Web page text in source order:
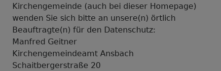
Kirchengemeinde (auch bei dieser Homepage)
wenden Sie sich bitte an unsere(n) örtlich
Beauftragte(n) für den Datenschutz:
Manfred Geitner
Kirchengemeindeamt Ansbach
Schaitbergerstraße 20